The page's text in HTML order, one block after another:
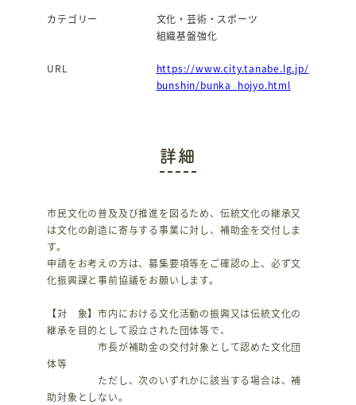
カテゴリー
文化・芸術・スポーツ
組織基盤強化
URL
https://www.city.tanabe.lg.jp/
bunshin/bunka_hojyo.html
詳細
市民文化の普及及び推進を図るため、伝統文化の継承又
は文化の創造に寄与する事業に対し、補助金を交付しま
す。
申請をお考えの方は、募集要項等をご確認の上、必ず文
化振興課と事前協議をお願いします。
【対 象】市内における文化活動の振興又は伝統文化の
継承を目的として設立された団体等で、
市長が補助金の交付対象として認めた文化団
体等
ただし、次のいずれかに該当する場合は、補
助対象としない。